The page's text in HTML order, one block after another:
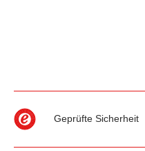
Geprüfte Sicherheit